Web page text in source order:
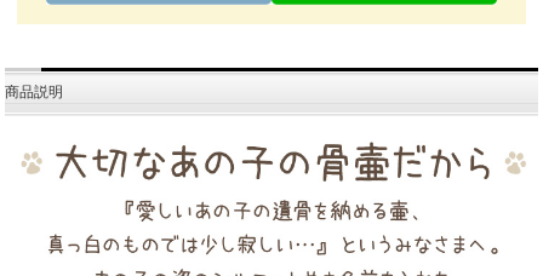
商品説明